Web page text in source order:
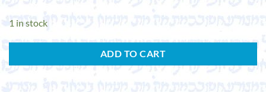
1 in stock
ADD TO CART